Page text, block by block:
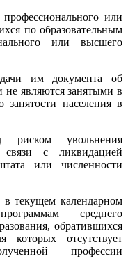
или
по образовательным
или высшего
им документа об
являются занятыми в
занятости населения в
увольнения
с ликвидацией
или численности
текущем календарном
среднего
обратившихся
отсутствует
профессии